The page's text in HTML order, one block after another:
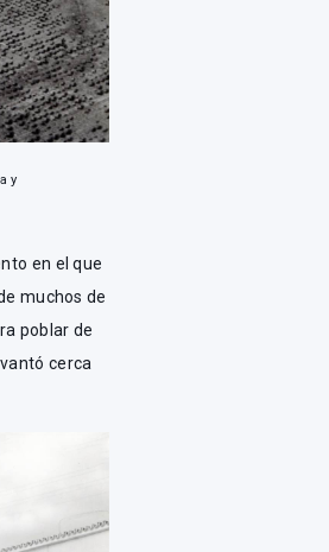
y
en el que
muchos de
poblar de
cerca